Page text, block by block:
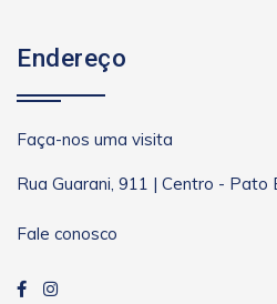
Endereço
Faça-nos uma visita
Rua Guarani, 911 | Centro - Pato
Fale conosco